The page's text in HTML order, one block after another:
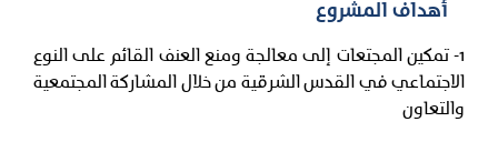
أهداف المشروع
1- تمكين المجتعات إلى معالجة ومنع العنف القائم على النوع
الاجتماعي في القدس الشرقية من خلال المشاركة المجتمعية
والتعاون